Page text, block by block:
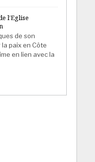
l’Eglise
de son
paix en Côte
en lien avec la